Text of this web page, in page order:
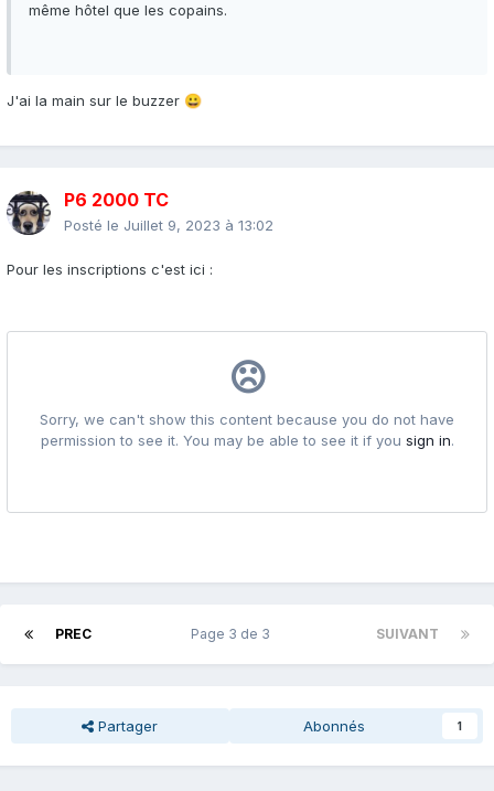
même hôtel que les copains.
J'ai la main sur le buzzer 😀
P6 2000 TC
Posté le Juillet 9, 2023 à 13:02
Pour les inscriptions c'est ici :
PREC SUIVANT
Page 3 de 3
Partager Abonnés 1